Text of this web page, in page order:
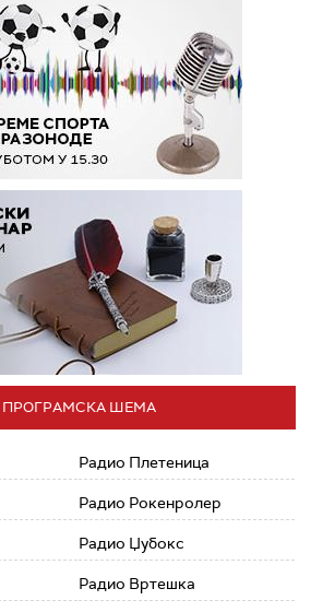
ПРОГРАМСКА ШЕМА
Радио Плетеница
Радио Рокенролер
Радио Џубокс
Радио Вртешка